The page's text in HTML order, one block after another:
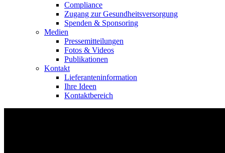
Compliance
Zugang zur Gesundheitsversorgung
Spenden & Sponsoring
Medien
Pressemitteilungen
Fotos & Videos
Publikationen
Kontakt
Lieferanteninformation
Ihre Ideen
Kontaktbereich